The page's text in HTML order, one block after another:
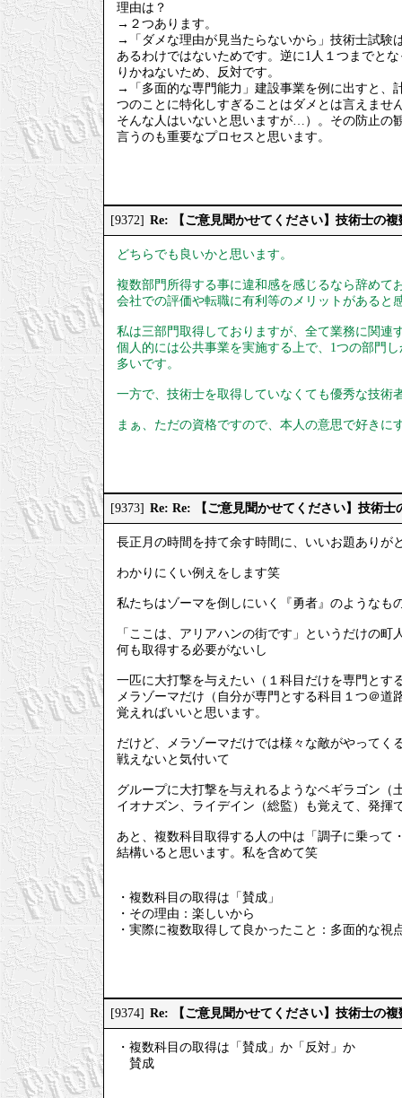
理由は？
→２つあります。
→「ダメな理由が見当たらないから」技術士試験
あるわけではないためです。逆に1人１つまでと
りかねないため、反対です。
→「多面的な専門能力」建設事業を例に出すと、
つのことに特化しすぎることはダメとは言えませ
そんな人はいないと思いますが…）。その防止の
言うのも重要なプロセスと思います。
[9372] Re: 【ご意見聞かせてください】技術士の
どちらでも良いかと思います。
複数部門所得する事に違和感を感じるなら辞めて
会社での評価や転職に有利等のメリットがあると
私は三部門取得しておりますが、全て業務に関連
個人的には公共事業を実施する上で、1つの部門
多いです。
一方で、技術士を取得していなくても優秀な技術
まぁ、ただの資格ですので、本人の意思で好きに
[9373] Re: Re: 【ご意見聞かせてください】技術士
長正月の時間を持て余す時間に、いいお題ありが
わかりにくい例えをします笑
私たちはゾーマを倒しにいく『勇者』のようなも
「ここは、アリアハンの街です」というだけの町
何も取得する必要がないし
一匹に大打撃を与えたい（１科目だけを専門とす
メラゾーマだけ（自分が専門とする科目１つ＠道
覚えればいいと思います。
だけど、メラゾーマだけでは様々な敵がやってく
戦えないと気付いて
グループに大打撃を与えれるようなベギラゴン（
イオナズン、ライデイン（総監）も覚えて、発揮
あと、複数科目取得する人の中は「調子に乗って
結構いると思います。私を含めて笑
・複数科目の取得は「賛成」
・その理由：楽しいから
・実際に複数取得して良かったこと：多面的な視
[9374] Re: 【ご意見聞かせてください】技術士の
・複数科目の取得は「賛成」か「反対」か
賛成